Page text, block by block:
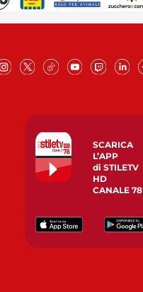
SCARICA
L’APP
di STILETV
HD
CANALE 78